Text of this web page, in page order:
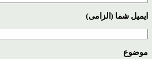
ایمیل شما (الزامی)
موضوع